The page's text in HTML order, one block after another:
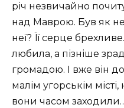
річ незвичайно
над Маврою. Був як
неї? Її серце
любила, а пізніше
громадою. І вже він
малім угорськім
вони часом заходили…